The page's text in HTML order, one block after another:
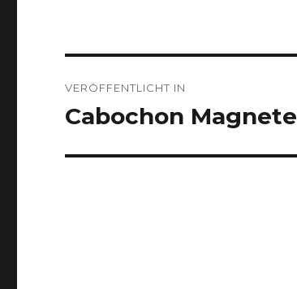
VERÖFFENTLICHT IN
Cabochon Magnete